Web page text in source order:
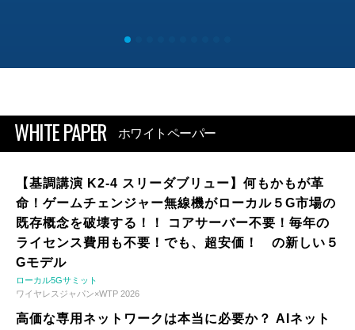
WHITE PAPER ホワイトペーパー
【基調講演 K2-4 スリーダブリュー】何もかもが革
命！ゲームチェンジャー無線機がローカル５G市場の
既存概念を破壊する！！ コアサーバー不要！毎年の
ライセンス費用も不要！でも、超安価！ の新しい５
Gモデル
ローカル5Gサミット
ワイヤレスジャパン×WTP 2026
高価な専用ネットワークは本当に必要か？ AIネット